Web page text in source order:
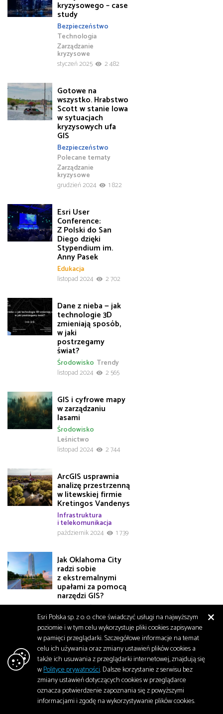
kryzysowego – case
study
Bezpieczeństwo
Technologia
Zarządzanie
kryzysowe
styczeń 2025
2 482
Gotowe na
wszystko. Hrabstwo
Scott w stanie Iowa
w sytuacjach
kryzysowych ufa
GIS
Bezpieczeństwo
Polecane tematy
Zarządzanie
kryzysowe
grudzień 2024
1 822
Esri User
Conference:
Z Polski do San
Diego dzięki
Stypendium im.
Anny Pasek
Edukacja
listopad 2024
2 702
Dane z nieba — jak
technologie 3D
zmieniają sposób,
w jaki
postrzegamy
świat?
Środowisko Trendy
listopad 2024
2 565
GIS i cyfrowe mapy
w zarządzaniu
lasami
Leśnictwo
Środowisko
listopad 2024
2 744
ArcGIS usprawnia
analizę przestrzenną
w litewskiej firmie
Kretingos Vandenys
Infrastruktura
i telekomunikacja
październik 2024
1 739
Jak Oklahoma City
radzi sobie
z ekstremalnymi
upałami za pomocą
narzędzi GIS?
Bezpieczeństwo
październik 2024
1 844
Na ratunek
waleniom
biskajskim: morskie
planowanie
przestrzenne
Środowisko
październik 2024
2 106
Esri Polska sp. z o. o. chce świadczyć usługi na najwyższym
poziomie i w tym celu wykorzystuje pliki cookies zapisywane
w pamięci przeglądarki. Szczegółowe informacje na temat
celu ich używania oraz zmiany ustawień plików cookies a
także ich usuwania z przeglądarki internetowej, znajdują się
wPolityce prywatności. Dalsze korzystanie z serwisu bez
zmiany ustawień dotyczących cookies w przeglądarce
oznacza potwierdzenie zapoznania się z powyższymi
informacjami i zgodę na wykorzystywanie plików cookies.